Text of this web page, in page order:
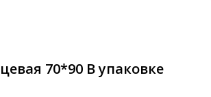
70*90 В упаковке